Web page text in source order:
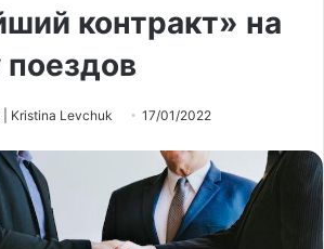
контракт» на
поездов
Kristina Levchuk 17/01/2022